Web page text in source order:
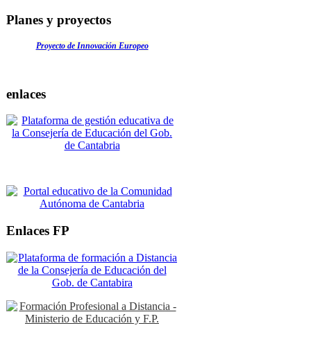
Planes y proyectos
Proyecto de Innovación Europeo
enlaces
Enlaces FP